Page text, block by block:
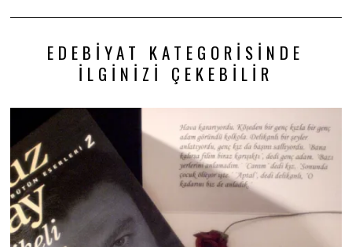
EDEBIYAT KATEGORISINDE
İLGINIZI ÇEKEBILIR